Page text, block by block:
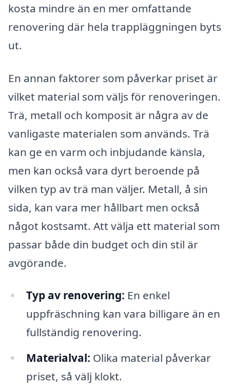
kosta mindre än en mer omfattande
renovering där hela trappläggningen byts
ut.
En annan faktorer som påverkar priset är
vilket material som väljs för renoveringen.
Trä, metall och komposit är några av de
vanligaste materialen som används. Trä
kan ge en varm och inbjudande känsla,
men kan också vara dyrt beroende på
vilken typ av trä man väljer. Metall, å sin
sida, kan vara mer hållbart men också
något kostsamt. Att välja ett material som
passar både din budget och din stil är
avgörande.
Typ av renovering: En enkel
uppfräschning kan vara billigare än en
fullständig renovering.
Materialval: Olika material påverkar
priset, så välj klokt.